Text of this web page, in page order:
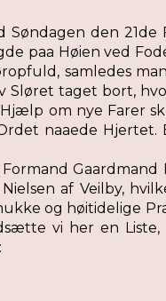
den 21de
paa Høien ved
samledes
Sløret taget bort,
om nye Farer
naaede Hjertet.
Gaardmand
af Veilby,
og høitidelige
vi her en Liste,